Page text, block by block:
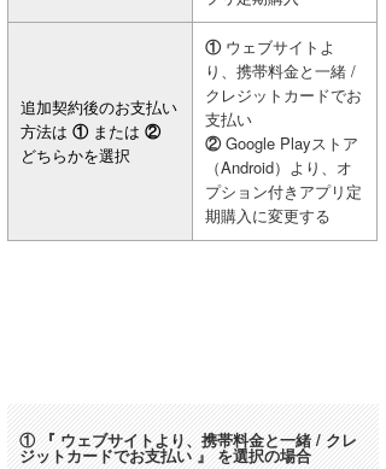
追加契約後のお支払い
方法は ① または ②
どちらかを選択
① ウェブサイトよ
り、携帯料金と一緒 /
クレジットカードでお
支払い
②Google Playストア
（Android）より、オ
プション付きアプリ定
期購入に変更する
① 『 ウェブサイトより、携帯料金と一緒 / クレ
ジットカードでお支払い 』 を選択の場合